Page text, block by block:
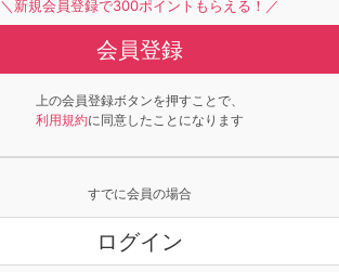
＼新規会員登録で300ポイントもらえる！／
会員登録
上の会員登録ボタンを押すことで、
利用規約に同意したことになります
すでに会員の場合
ログイン